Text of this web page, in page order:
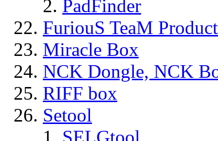
PadFinder
FuriouS TeaM
Miracle Box
NCK Dongle, NCK
RIFF box
Setool